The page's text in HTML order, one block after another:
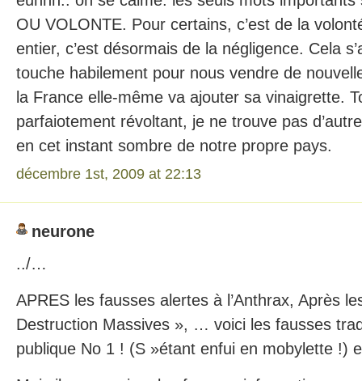
OU VOLONTE. Pour certains, c’est de la
entier, c’est désormais de la négligence. Cela
touche habilement pour nous vendre de
la France elle-même va ajouter sa vinaigrette.
parfaiotement révoltant, je ne trouve pas
en cet instant sombre de notre propre pays.
décembre 1st, 2009 at 22:13
neurone
../…
APRES les fausses alertes à l’Anthrax, Après
Destruction Massives », … voici les fausses
publique No 1 ! (S »étant enfui en mobylette !)